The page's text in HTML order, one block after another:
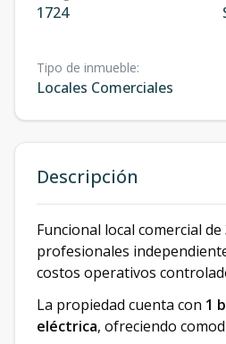
1724
Tipo de inmueble:
Locales Comerciales
Descripción
Funcional local comercial de
profesionales
costos operativos
La propiedad cuenta con 1
eléctrica, ofreciendo